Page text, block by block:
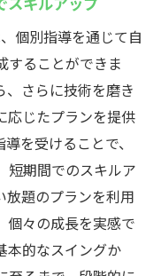
個別指導を通じて自
することができま
、さらに技術を磨き
応じたプランを提供
を受けることで、
短期間でのスキルア
放題のプランを利用
個々の成長を実感で
本的なスイングか